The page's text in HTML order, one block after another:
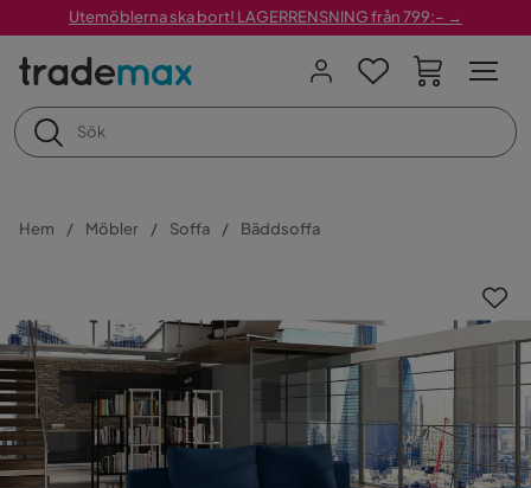
Utemöblerna ska bort! LAGERRENSNING från 799:– →
Hem Möbler Soffa Bäddsoffa